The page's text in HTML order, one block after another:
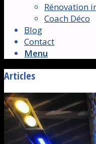
Rénovation
Coach Déco
Blog
Contact
Menu
Articles